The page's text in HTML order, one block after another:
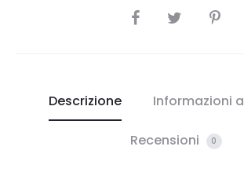
SHARE
Descrizione Informazioni
Recensioni 0